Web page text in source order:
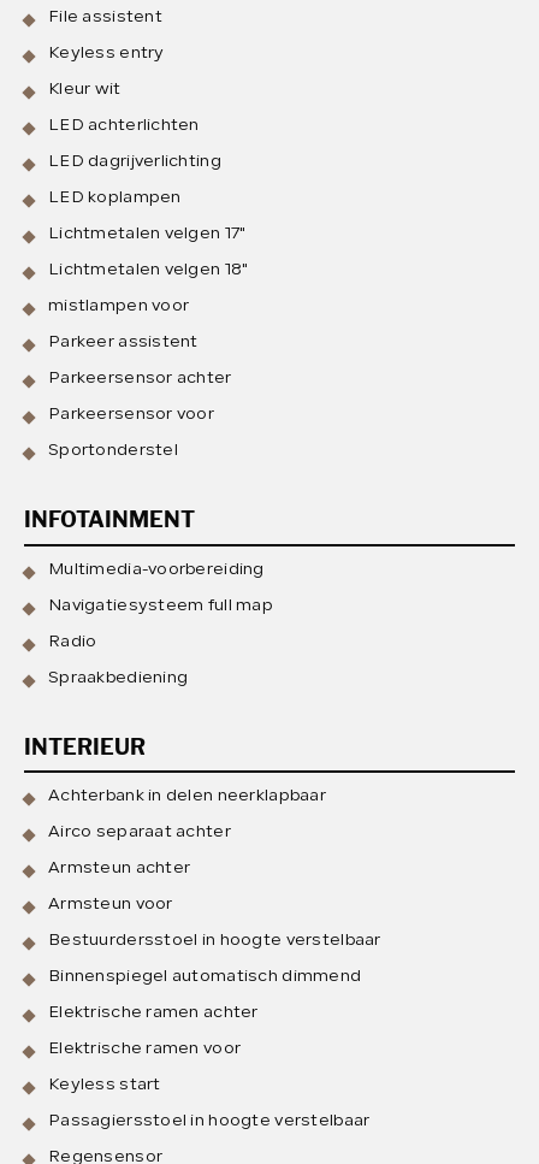
File assistent
Keyless entry
Kleur wit
LED achterlichten
LED dagrijverlichting
LED koplampen
Lichtmetalen velgen 17"
Lichtmetalen velgen 18"
mistlampen voor
Parkeer assistent
Parkeersensor achter
Parkeersensor voor
Sportonderstel
INFOTAINMENT
Multimedia-voorbereiding
Navigatiesysteem full map
Radio
Spraakbediening
INTERIEUR
Achterbank in delen neerklapbaar
Airco separaat achter
Armsteun achter
Armsteun voor
Bestuurdersstoel in hoogte verstelbaar
Binnenspiegel automatisch dimmend
Elektrische ramen achter
Elektrische ramen voor
Keyless start
Passagiersstoel in hoogte verstelbaar
Regensensor